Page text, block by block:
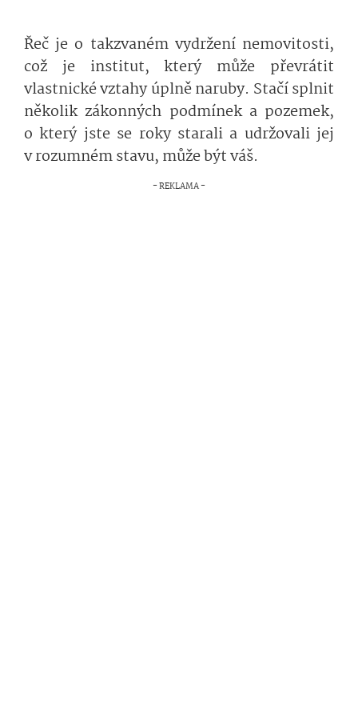
Řeč je o takzvaném vydržení nemovitosti,
což je institut, který může převrátit
vlastnické vztahy úplně naruby. Stačí splnit
několik zákonných podmínek a pozemek,
o který jste se roky starali a udržovali jej
v rozumném stavu, může být váš.